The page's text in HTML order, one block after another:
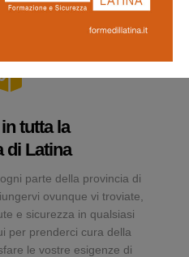
generale.
tutta la
di Latina
parte della provincia di
ovunque vi troviate,
e sicurezza in qualsiasi
per prenderci cura della
le vostre esigenze di